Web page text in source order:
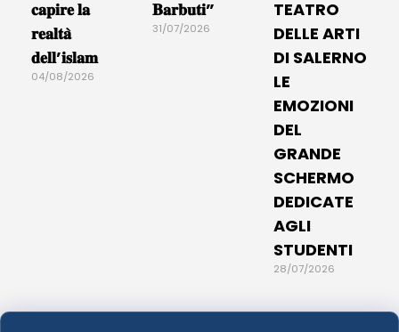
𝐜𝐚𝐩𝐢𝐫𝐞 𝐥𝐚
𝐫𝐞𝐚𝐥𝐭𝐚̀
𝐝𝐞𝐥𝐥’𝐢𝐬𝐥𝐚𝐦
04/08/2026
𝐁𝐚𝐫𝐛𝐮𝐭𝐢”
31/07/2026
TEATRO
DELLE ARTI
DI SALERNO
LE
EMOZIONI
DEL
GRANDE
SCHERMO
DEDICATE
AGLI
STUDENTI
28/07/2026